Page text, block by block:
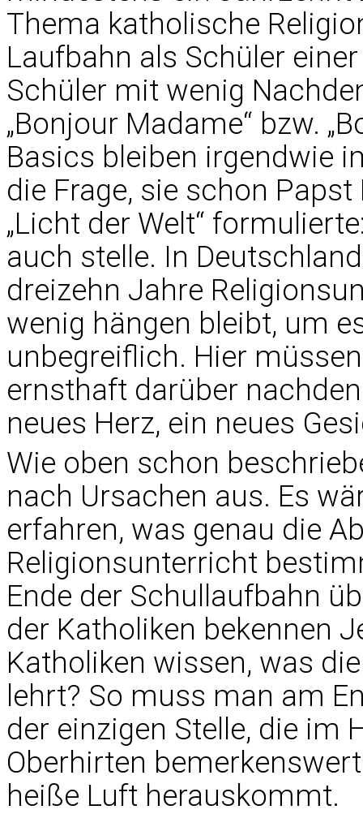
Thema katholische
Laufbahn als Schüler
Schüler mit wenig
„Bonjour Madame“ bzw.
Basics bleiben irgendwie
die Frage, sie schon
„Licht der Welt“
auch stelle. In
dreizehn Jahre
wenig hängen bleibt, um
unbegreiflich. Hier
ernsthaft darüber
neues Herz, ein neues
Wie oben schon
nach Ursachen aus. Es
erfahren, was genau die
Religionsunterricht
Ende der Schullaufbahn
der Katholiken bekennen
Katholiken wissen, was
lehrt? So muss man am
der einzigen Stelle, die im
Oberhirten
heiße Luft herauskommt.